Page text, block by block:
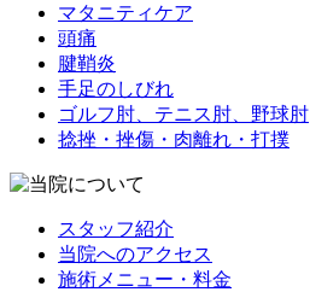
マタニティケア
頭痛
腱鞘炎
手足のしびれ
ゴルフ肘、テニス肘、野球肘
捻挫・挫傷・肉離れ・打撲
スタッフ紹介
当院へのアクセス
施術メニュー・料金